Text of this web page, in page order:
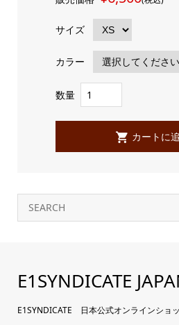
サイズ
カラー
数量
E1SYNDICATE
E1SYNDICATE 日本公式オンラインショ